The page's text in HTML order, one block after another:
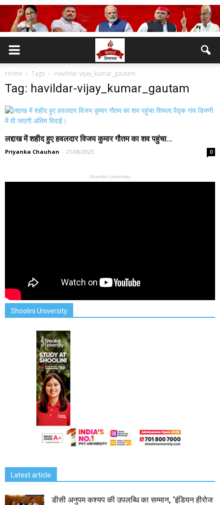
Home Tags Havildar-vijay_kumar_gautam
Tag: havildar-vijay_kumar_gautam
लद्दाख में शहीद हुए हवलदार विजय कुमार गौतम का शव पहुंचा...
Priyanka Chauhan - 21/08/2023 0
Shoolini University
Shoolini University
Latest article
डीसी अनुपम कश्यप की उपलब्धि का सम्मान, ‘इंडियन हीरोज